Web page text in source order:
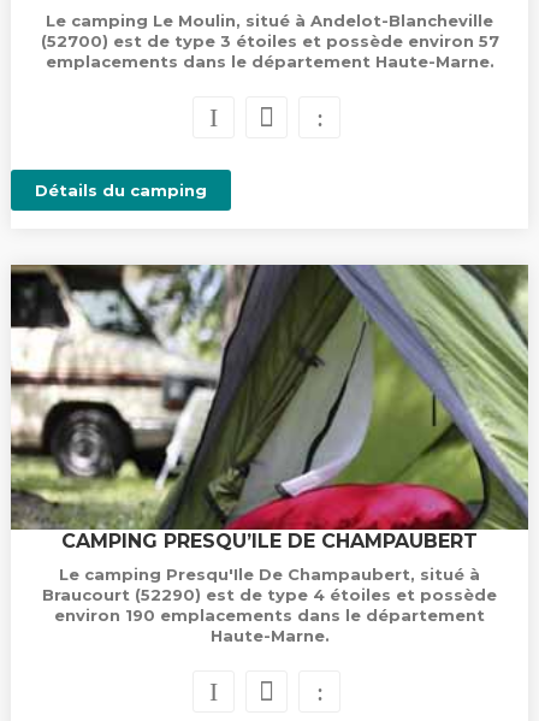
Le camping Le Moulin, situé à Andelot-Blancheville
(52700) est de type 3 étoiles et possède environ 57
emplacements dans le département Haute-Marne.
Détails du camping
CAMPING PRESQU’ILE DE CHAMPAUBERT
Le camping Presqu'Ile De Champaubert, situé à
Braucourt (52290) est de type 4 étoiles et possède
environ 190 emplacements dans le département
Haute-Marne.